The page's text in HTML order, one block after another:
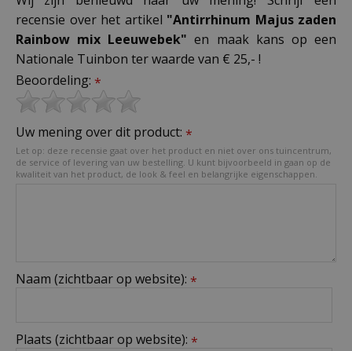
recensie over het artikel "Antirrhinum Majus zaden
Rainbow mix Leeuwebek" en maak kans op een
Nationale Tuinbon ter waarde van € 25,- !
Beoordeling: *
Uw mening over dit product: *
Let op: deze recensie gaat over het product en niet over ons tuincentrum,
de service of levering van uw bestelling. U kunt bijvoorbeeld in gaan op de
kwaliteit van het product, de look & feel en belangrijke eigenschappen.
Naam (zichtbaar op website): *
Plaats (zichtbaar op website): *